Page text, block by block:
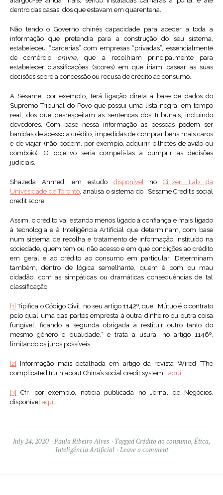
dentro das casas, dos que estavam em quarentena.
Não tendo o Governo chinês capacidade para aceder a toda a
informação que pretendia para a construção do seu sistema,
estabeleceu “parcerias” com empresas “privadas”, essencialmente
de comércio online, que a recolhiam principalmente para
estabelecer classificações (scores) em que iriam basear as suas
decisões sobre a concessão ou recusa de crédito ao consumo.
A Sesame, por exemplo, terá ligação direta à base de dados do
Supremo Tribunal do Povo que possui uma lista negra, em tempo
real, dos que desrespeitam as sentenças dos tribunais, incluindo
devedores. Com base nessa informação as pessoas podem ser
banidas de acesso a crédito, impedidas de comprar bens mais caros
e de viajar (não podem, por exemplo, adquirir bilhetes de avião ou
comboio). O objetivo seria compeli-las a cumprir as decisões
judiciais.
Shazeda Ahmed, em estudo disponívelnoCitizen Lab da
Univesidade de Toronto, analisa o sistema do “Sesame Credit’s social
credit score”.
Assim, o crédito vai estando menos ligado à confiança e mais ligado
à tecnologia e à Inteligência Artificial que determinam, com base
num sistema de recolha e tratamento de informação instituído na
sociedade, quem tem ou não acesso e em que condições ao crédito
em geral e ao crédito ao consumo em particular. Determinam
também, dentro de lógica semelhante, quem é bom ou mau
cidadão, com as simpáticas ou dramáticas consequências de tal
classificação.
[1] Tipifica o Código Civil, no seu artigo 1142º, que “Mútuo é o contrato
pelo qual uma das partes empresta à outra dinheiro ou outra coisa
fungível, ficando a segunda obrigada a restituir outro tanto do
mesmo género e qualidade.” e trata a usura, no artigo 1146º,
limitando os juros possíveis.
[2]
Informação mais detalhada em artigo da revista Wired “The
complicated truth about China’s social credit system”, aqui.
[3]
Cfr, por exemplo, notícia publicada no Jornal de Negócios,
disponível aqui.
July 24, 2020 Paula Ribeiro Alves Tagged Crédito ao consumo, Ética,
Inteligência Artificial
Leave a comment